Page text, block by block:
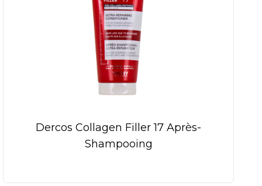
Dercos Collagen Filler 17 Après-
Shampooing